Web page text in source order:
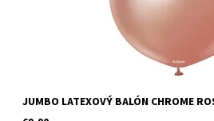
JUMBO LATEXOVÝ BALÓN CHROME